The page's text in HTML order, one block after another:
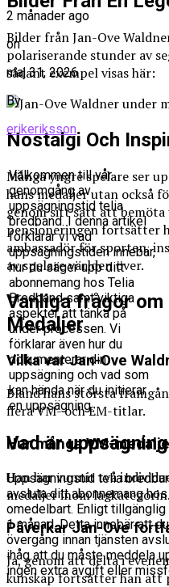
Bilder från Jan-Ove
polariserande stunder av
sådant exempel visas här:
Nostalgi Och
Många yngre spelare ser
hans medaljer utan också
genom sitt sätt att
pensioneringen fortsätter
ambassadör för sporten,
av spelare världen över.
Vanliga frågor om
Medaljer
Vilka var Jan-Ove
Bland hans största
flera VM- och EM-titlar.
Hur många VM-
Han har vunnit två
medaljer inom lagkategorin.
Påverkar Jan-Ove
Ja, genom att delta i
kunskap fortsätter han att
2 månader ago
on
maj 31, 2026
By
erikeriksson
Välkommen till vår
genomgång av
uppsägningstid telia
bredband. I denna artikel
förklarar vi vad
uppsägningstiden innebär,
hur du säger upp ditt
abonnemang hos Telia
Bredband samt viktiga
aspekter att tänka på
under processen. Vi
förklarar även hur du
dokumenterar din
uppsägning och vad som
kan hända när du initierar
en uppsägning.
Vad är
Uppsägningstid telia
avsluta ditt abonnemang
omedelbart. Enligt
1 månad. Detta innebär att
övergång innan tjänsten
ihåg att du måste meddela
ingen extra avgift eller